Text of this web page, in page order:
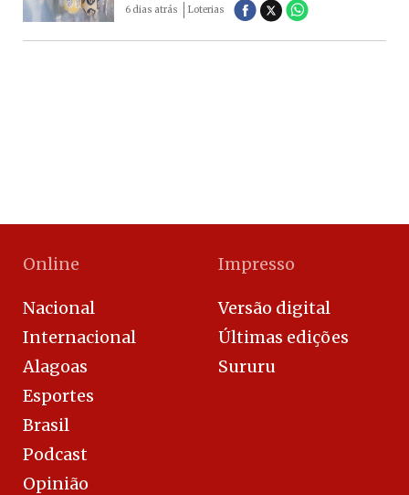
6 dias atrás Loterias
Online
Nacional
Internacional
Alagoas
Esportes
Brasil
Podcast
Opinião
Impresso
Versão digital
Últimas edições
Sururu